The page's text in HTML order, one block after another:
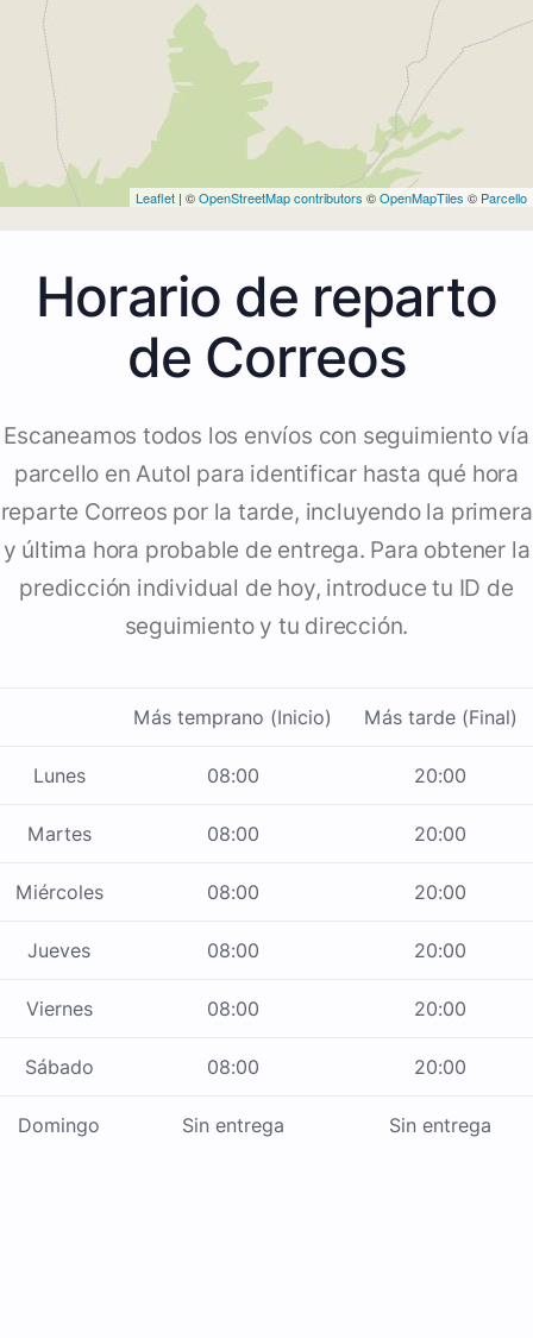
Leaflet | ©OpenStreetMap contributors ©OpenMapTiles © Parcello
Horario de reparto
de Correos
Escaneamos todos los envíos con seguimiento vía
parcello en Autol para identificar hasta qué hora
reparte Correos por la tarde, incluyendo la primera
y última hora probable de entrega. Para obtener la
predicción individual de hoy, introduce tu ID de
seguimiento y tu dirección.
Más temprano (Inicio) Más tarde (Final)
Lunes 08:00 20:00
Martes 08:00 20:00
Miércoles 08:00 20:00
Jueves 08:00 20:00
Viernes 08:00 20:00
Sábado 08:00 20:00
Domingo Sin entrega Sin entrega